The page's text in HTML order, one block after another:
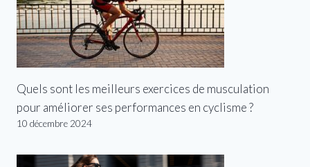
Quels sont les meilleurs exercices de musculation
pour améliorer ses performances en cyclisme ?
10 décembre 2024